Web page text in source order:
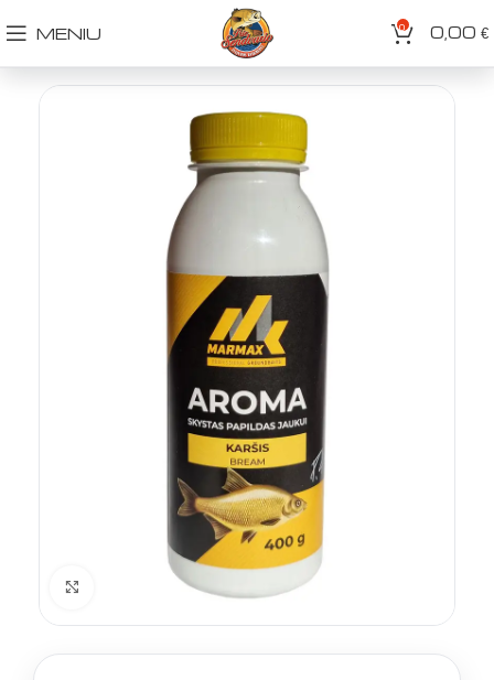
MENIU 0 0,00 €
Spustelėkite norėdami padidinti